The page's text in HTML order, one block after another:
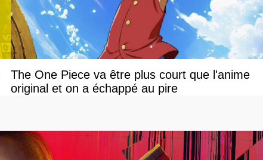
The One Piece va être plus court que l'anime
original et on a échappé au pire